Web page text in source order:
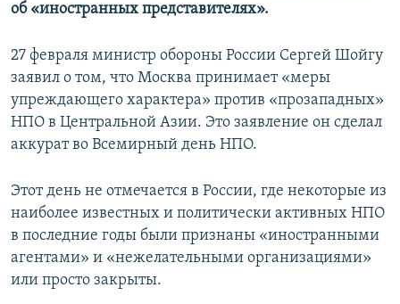
об «иностранных представителях».
27 февраля министр обороны России Сергей Шойгу
заявил о том, что Москва принимает «меры
упреждающего характера» против «прозападных»
НПО в Центральной Азии. Это заявление он сделал
аккурат во Всемирный день НПО.
Этот день не отмечается в России, где некоторые из
наиболее известных и политически активных НПО
в последние годы были признаны «иностранными
агентами» и «нежелательными организациями»
или просто закрыты.